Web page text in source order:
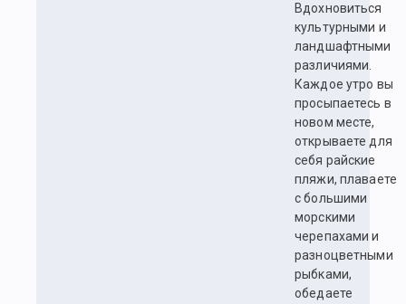
Вдохновиться
культурными и
ландшафтными
различиями.
Каждое утро вы
просыпаетесь в
новом месте,
открываете для
себя райские
пляжи, плаваете
с большими
морскими
черепахами и
разноцветными
рыбками,
обедаете